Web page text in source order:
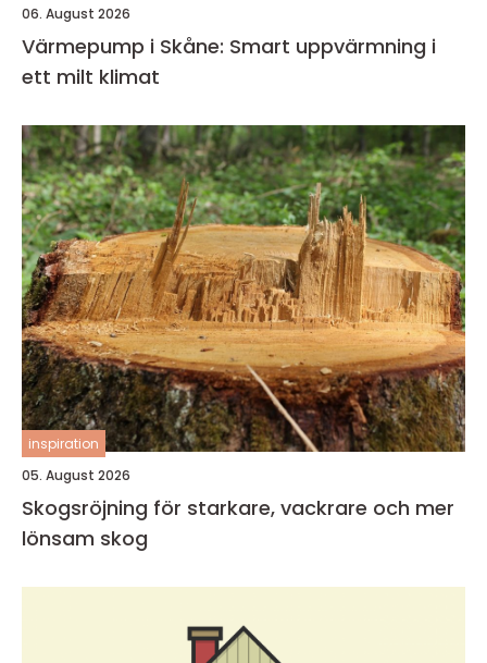
06. August 2026
Värmepump i Skåne: Smart uppvärmning i
ett milt klimat
inspiration
05. August 2026
Skogsröjning för starkare, vackrare och mer
lönsam skog